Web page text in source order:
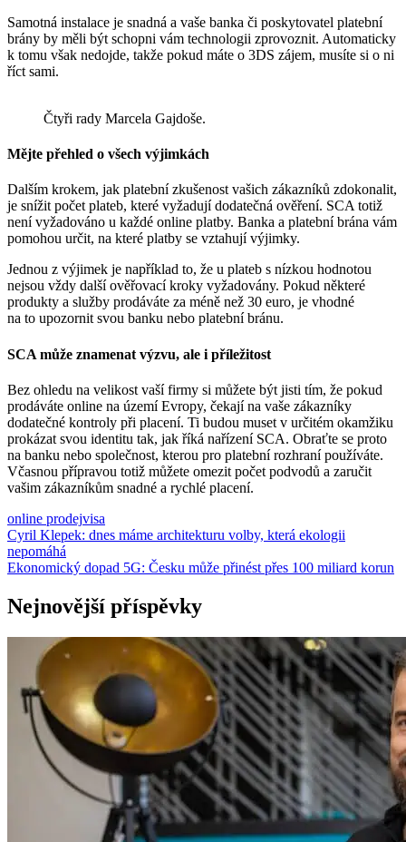
Samotná instalace je snadná a vaše banka či poskytovatel platební
brány by měli být schopni vám technologii zprovoznit. Automaticky
k tomu však nedojde, takže pokud máte o 3DS zájem, musíte si o ni
říct sami.
Čtyři rady Marcela Gajdoše.
Mějte přehled o všech výjimkách
Dalším krokem, jak platební zkušenost vašich zákazníků zdokonalit,
je snížit počet plateb, které vyžadují dodatečná ověření. SCA totiž
není vyžadováno u každé online platby. Banka a platební brána vám
pomohou určit, na které platby se vztahují výjimky.
Jednou z výjimek je například to, že u plateb s nízkou hodnotou
nejsou vždy další ověřovací kroky vyžadovány. Pokud některé
produkty a služby prodáváte za méně než 30 euro, je vhodné
na to upozornit svou banku nebo platební bránu.
SCA může znamenat výzvu, ale i příležitost
Bez ohledu na velikost vaší firmy si můžete být jisti tím, že pokud
prodáváte online na území Evropy, čekají na vaše zákazníky
dodatečné kontroly při placení. Ti budou muset v určitém okamžiku
prokázat svou identitu tak, jak říká nařízení SCA. Obraťte se proto
na banku nebo společnost, kterou pro platební rozhraní používáte.
Včasnou přípravou totiž můžete omezit počet podvodů a zaručit
vašim zákazníkům snadné a rychlé placení.
online prodejvisa
Navigace
pro
Cyril Klepek: dnes máme architekturu volby, která ekologii
nepomáhá
Ekonomický dopad 5G: Česku může přinést přes 100 miliard korun
Nejnovější příspěvky